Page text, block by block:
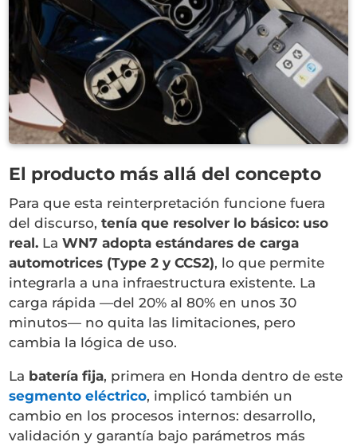
El producto más allá del concepto
Para que esta reinterpretación funcione fuera
del discurso,tenía que resolver lo básico: uso
real. LaWN7 adopta estándares de carga
automotrices (Type 2 y CCS2), lo que permite
integrarla a una infraestructura existente. La
carga rápida —del 20% al 80% en unos 30
minutos— no quita las limitaciones, pero
cambia la lógica de uso.
La batería fija, primera en Honda dentro de este
segmento eléctrico, implicó también un
cambio en los procesos internos: desarrollo,
validación y garantía bajo parámetros más